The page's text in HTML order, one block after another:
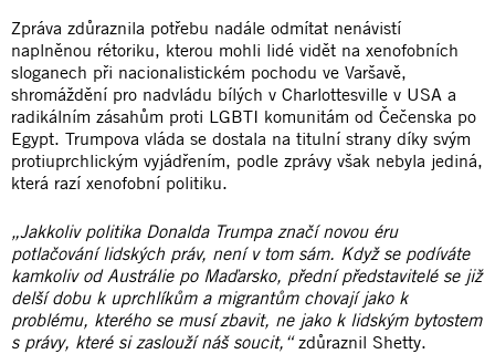
Zpráva zdůraznila potřebu nadále odmítat nenávistí
naplněnou rétoriku, kterou mohli lidé vidět na xenofobních
sloganech při nacionalistickém pochodu ve Varšavě,
shromáždění pro nadvládu bílých v Charlottesville v USA a
radikálním zásahům proti LGBTI komunitám od Čečenska po
Egypt. Trumpova vláda se dostala na titulní strany díky svým
protiuprchlickým vyjádřením, podle zprávy však nebyla jediná,
která razí xenofobní politiku.
„Jakkoliv politika Donalda Trumpa značí novou éru
potlačování lidských práv, není v tom sám. Když se podíváte
kamkoliv od Austrálie po Maďarsko, přední představitelé se již
delší dobu k uprchlíkům a migrantům chovají jako k
problému, kterého se musí zbavit, ne jako k lidským bytostem
s právy, které si zaslouží náš soucit,“zdůraznil Shetty.